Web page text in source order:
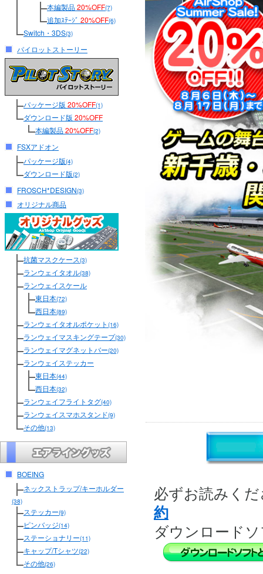
本編製品20%OFF(7)
追加ｽﾃｰｼﾞ 20%OFF(6)
Switch・3DS(3)
パイロットストーリー
パッケージ版 20%OFF(1)
ダウンロード版 20%OFF
本編製品20%OFF(2)
FSXアドオン
パッケージ版(4)
ダウンロード版(2)
FROSCH*DESIGN(3)
オリジナル商品
抗菌マスクケース(3)
ランウェイタオル(38)
ランウェイスケール
東日本(72)
西日本(89)
ランウェイタオルポケット (16)
ランウェイマスキングテープ(30)
ランウェイマグネットバー(20)
ランウェイステッカー
東日本(44)
西日本(32)
ランウェイフライトタグ(40)
ランウェイスマホスタンド(9)
その他(13)
BOEING
ネックストラップ/キーホルダー
(38)
ステッカー(9)
ピンバッジ(14)
ステーショナリー(11)
キャップ/Tシャツ(22)
その他(26)
必ずお読みく
約
ダウンロード